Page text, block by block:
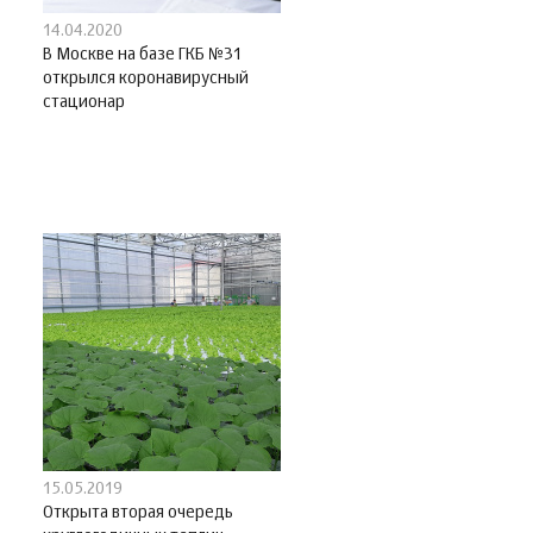
14.04.2020
В Москве на базе ГКБ №31
открылся коронавирусный
стационар
15.05.2019
Открыта вторая очередь